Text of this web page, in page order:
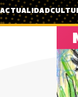
ACTUALIDAD